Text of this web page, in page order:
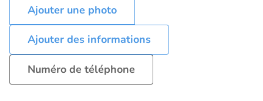
Ajouter des informations
Numéro de téléphone